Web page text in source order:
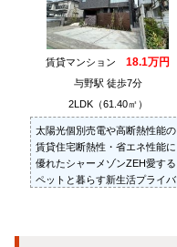
賃貸マンション 18.1万円
与野駅 徒歩7分
2LDK（61.40㎡）
太陽光個別売電や高断熱性能の
賃貸住宅断熱性・省エネ性能に
優れたシャーメゾンZEH愛する
ペットと暮らす新生活プライバ